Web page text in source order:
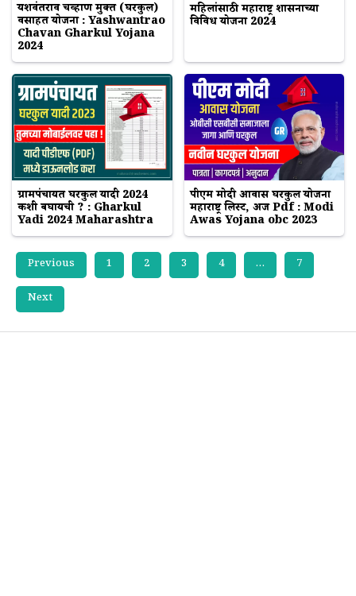
यशवंतराव चव्हाण मुक्त (घरकुल)
वसाहत योजना : Yashwantrao
Chavan Gharkul Yojana
2024
महिलांसाठी महाराष्ट्र शासनाच्या
विविध योजना 2024
ग्रामपंचायत घरकुल यादी 2024
कशी बघायची ? : Gharkul
Yadi 2024 Maharashtra
पीएम मोदी आवास घरकुल योजना
महाराष्ट्र लिस्ट, अर्ज Pdf : Modi
Awas Yojana obc 2023
Previous 1 2 3 4 … 7
Next